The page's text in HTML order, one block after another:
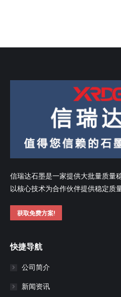
信瑞达石墨是一家提供大批量质量
以核心技术为合作伙伴提供稳定质
获取免费方案!
快捷导航
公司简介
新闻资讯